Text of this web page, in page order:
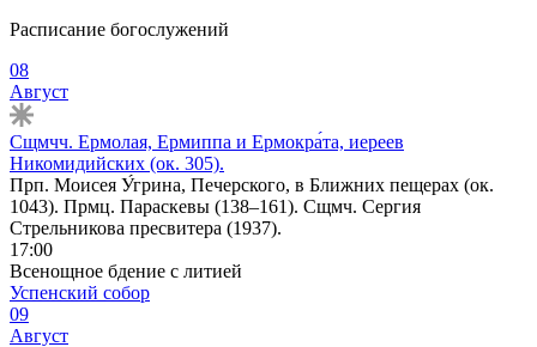
Расписание богослужений
08
Август
Сщмчч. Ермолая, Ермиппа и Ермокра́та, иереев
Никомидийских (ок. 305).
Прп. Моисея У́грина, Печерского, в Ближних пещерах (ок.
1043). Прмц. Параскевы (138–161). Сщмч. Сергия
Стрельникова пресвитера (1937).
17:00
Всенощное бдение с литией
Успенский собор
09
Август